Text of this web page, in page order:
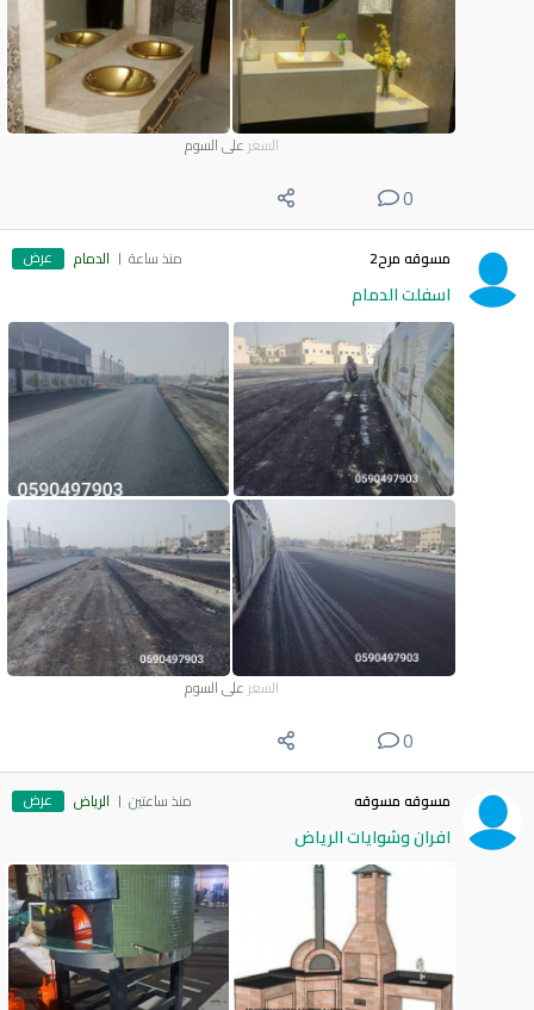
السعر على السوم
0
مسوقه مرح2 منذ ساعة الدمام عرض
اسفلت الدمام
السعر على السوم
0
مسوقه مسوقه منذ ساعتين الرياض عرض
افران وشوايات الرياض